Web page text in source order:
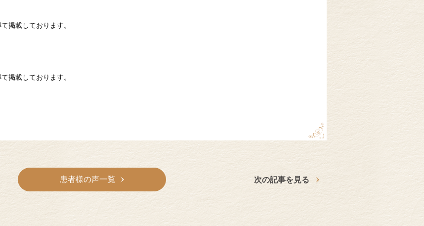
掲載しております。
掲載しております。
患者様の声一覧 次の記事を見る